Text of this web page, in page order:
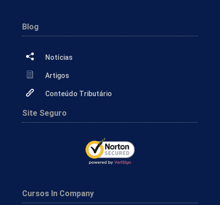
Blog
Notícias
Artigos
Conteúdo Tributário
Site Seguro
Cursos In Company